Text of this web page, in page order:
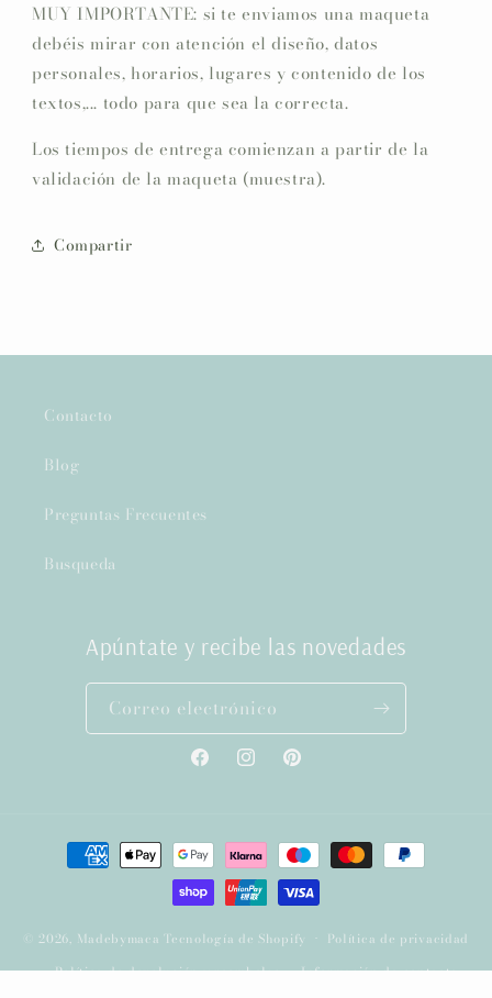
MUY IMPORTANTE: si te enviamos una maqueta
debéis mirar con atención el diseño, datos
personales, horarios, lugares y contenido de los
textos,... todo para que sea la correcta.
Los tiempos de entrega comienzan a partir de la
validación de la maqueta (muestra).
Compartir
Contacto
Blog
Preguntas Frecuentes
Busqueda
Apúntate y recibe las novedades
Correo electrónico
FacebookInstagramPinterest
Formas
© 2026, Madebymaca Tecnología de Shopify
Política de privacidad
Política de devolución y reembolso
Información de contacto